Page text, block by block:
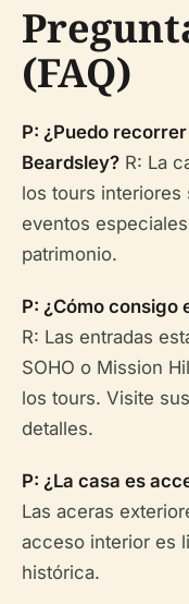
(FAQ)
P: ¿Puedo
Beardsley? R: La
los tours interiores
eventos
patrimonio.
P: ¿Cómo consigo
R: Las entradas
SOHO o Mission
los tours. Visite
detalles.
P: ¿La casa es
Las aceras
acceso interior es
histórica.